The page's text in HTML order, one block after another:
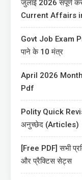
जुलाई 2026 संपूर्ण
Current Affairs
Govt Job Exam
पाने के 10 मंत्र
April 2026
Pdf
Polity Quick
अनुच्छेद (Articles)
[Free PDF] सभी
और प्रैक्टिस सेट्स